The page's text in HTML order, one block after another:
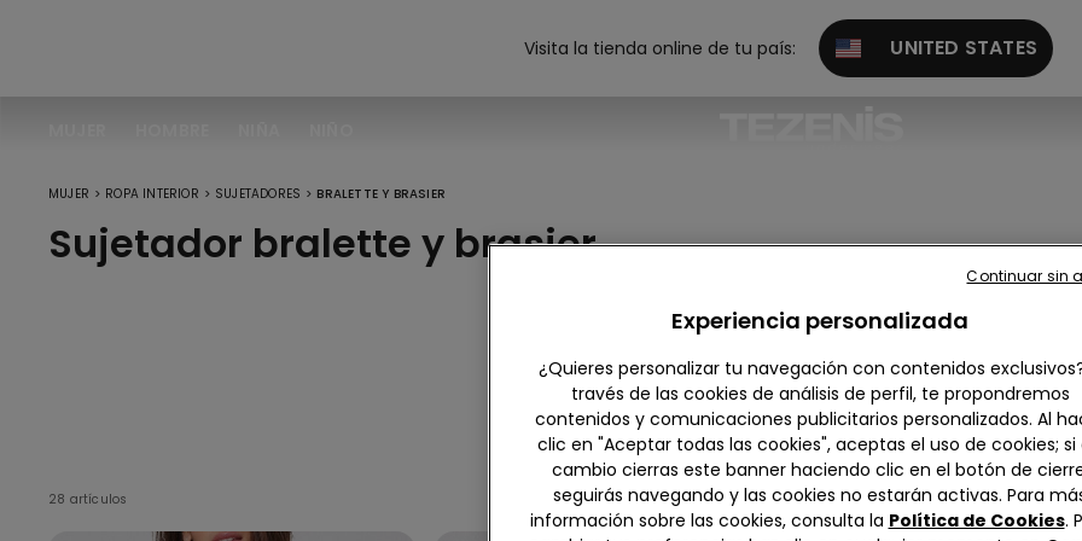
Visita la tienda online de tu país: UNITED STATES
MUJER > ROPA INTERIOR > SUJETADORES > BRALETTE Y BRASIER
Sujetador bralette y brasier
Ver todo Push-up Triangular
Bandeau y
sin tirante
s
Balconett
28 artículos
Experiencia personalizada
¿Quieres personalizar tu navegación con contenidos
través de las cookies de análisis de perfil, te propondremos
contenidos y comunicaciones publicitarios personalizados. Al
clic en "Aceptar todas las cookies", aceptas el uso de cookies; si
cambio cierras este banner haciendo clic en el botón de
seguirás navegando y las cookies no estarán activas. Para
información sobre las cookies, consulta la Política de Cookies.
Continuar sin